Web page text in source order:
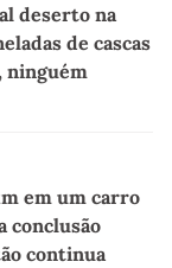
deserto na
de cascas
ninguém
em um carro
conclusão
continua